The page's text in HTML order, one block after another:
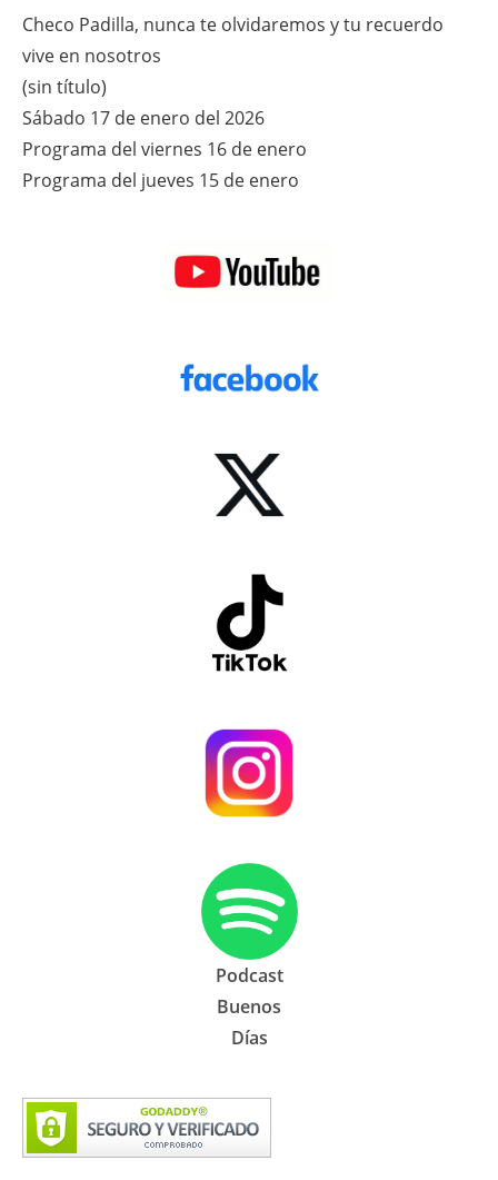
Checo Padilla, nunca te olvidaremos y tu recuerdo
vive en nosotros
(sin título)
Sábado 17 de enero del 2026
Programa del viernes 16 de enero
Programa del jueves 15 de enero
Podcast
Buenos
Días